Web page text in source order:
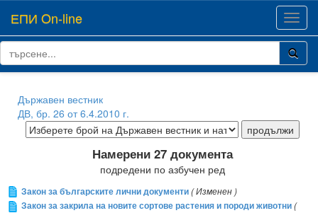
ЕПИ On-line
Държавен вестник
ДВ, бр. 26 от 6.4.2010 г.
Намерени 27 документа
подредени по азбучен ред
Закон за българските лични документи( Изменен )
Закон за закрила на новите сортове растения и породи животни(